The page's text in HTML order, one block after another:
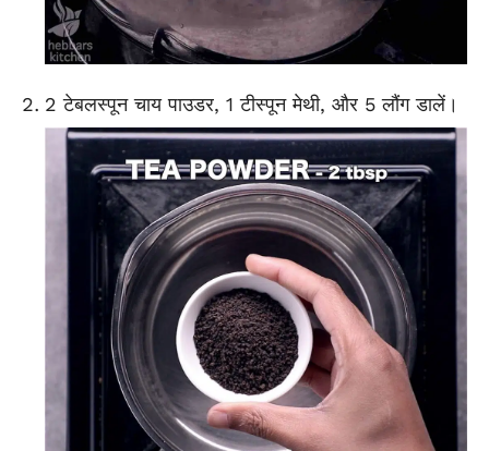
2 टेबलस्पून चाय पाउडर, 1 टीस्पून मेथी, और 5 लौंग डालें।